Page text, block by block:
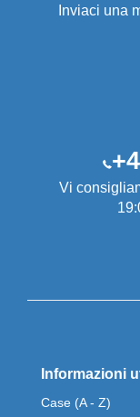
Inviaci una
Vi
Informazioni
Case (A - Z)